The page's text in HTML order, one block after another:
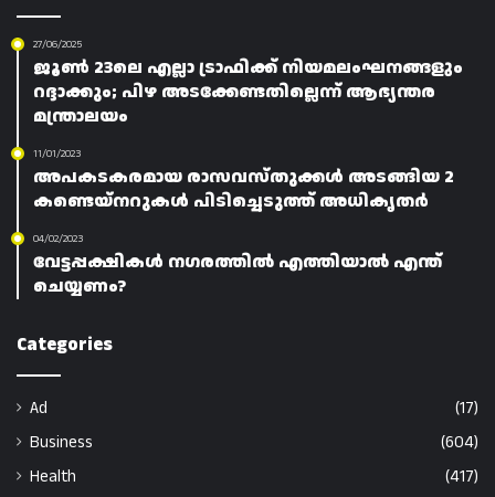
27/06/2025
ജൂൺ 23ലെ എല്ലാ ട്രാഫിക്ക് നിയമലംഘനങ്ങളും
റദ്ദാക്കും; പിഴ അടക്കേണ്ടതില്ലെന്ന് ആഭ്യന്തര
മന്ത്രാലയം
11/01/2023
അപകടകരമായ രാസവസ്തുക്കൾ അടങ്ങിയ 2
കണ്ടെയ്‌നറുകൾ പിടിച്ചെടുത്ത് അധികൃതർ
04/02/2023
വേട്ടപ്പക്ഷികൾ നഗരത്തിൽ എത്തിയാൽ എന്ത്
ചെയ്യണം?
Categories
Ad
(17)
Business
(604)
Health
(417)